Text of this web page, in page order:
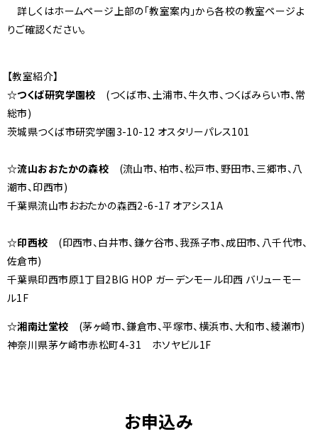
詳しくはホームページ上部の「教室案内」から各校の教室ページよ
りご確認ください。
【教室紹介】
☆つくば研究学園校 (つくば市、土浦市、牛久市、つくばみらい市、常
総市)
茨城県つくば市研究学園3-10-12 オスタリーパレス101
☆流山おおたかの森校 (流山市、柏市、松戸市、野田市、三郷市、八
潮市、印西市)
千葉県流山市おおたかの森西2-6-17 オアシス1A
☆印西校 (印西市、白井市、鎌ケ谷市、我孫子市、成田市、八千代市、
佐倉市)
千葉県印西市原1丁目2BIG HOP ガーデンモール印西 バリューモー
ル1F
☆湘南辻堂校 (茅ヶ崎市、鎌倉市、平塚市、横浜市、大和市、綾瀬市)
神奈川県茅ケ崎市赤松町4-31 ホソヤビル1F
お申込み